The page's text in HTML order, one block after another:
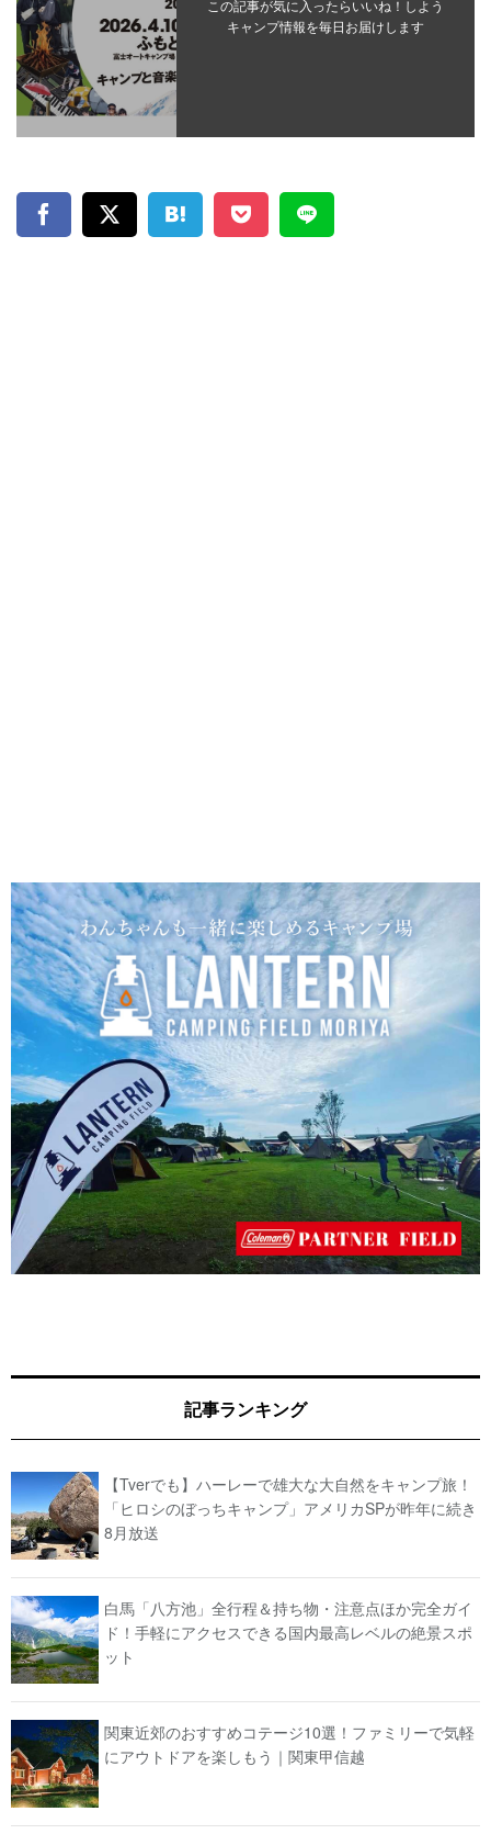
この記事が気に入ったらいいね！しよう
キャンプ情報を毎日お届けします
記事ランキング
【Tverでも】ハーレーで雄大な大自然をキャンプ旅！
「ヒロシのぼっちキャンプ」アメリカSPが昨年に続き
8月放送
白馬「八方池」全行程＆持ち物・注意点ほか完全ガイ
ド！手軽にアクセスできる国内最高レベルの絶景スポ
ット
関東近郊のおすすめコテージ10選！ファミリーで気軽
にアウトドアを楽しもう｜関東甲信越